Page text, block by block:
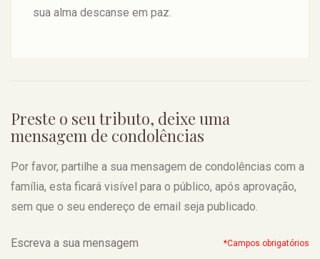
sua alma descanse em paz.
Preste o seu tributo, deixe uma
mensagem de condolências
Por favor, partilhe a sua mensagem de condolências com a
família, esta ficará visível para o público, após aprovação,
sem que o seu endereço de email seja publicado.
Escreva a sua mensagem *Campos obrigatórios